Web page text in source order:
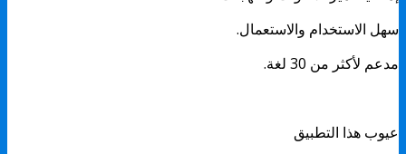
سهل الاستخدام والاستعمال.
مدعم لأكثر من 30 لغة.
عيوب هذا التطبيق